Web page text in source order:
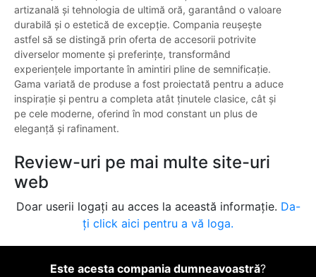
artizanală și tehnologia de ultimă oră, garantând o valoare
durabilă și o estetică de excepție. Compania reușește
astfel să se distingă prin oferta de accesorii potrivite
diverselor momente și preferințe, transformând
experiențele importante în amintiri pline de semnificație.
Gama variată de produse a fost proiectată pentru a aduce
inspirație și pentru a completa atât ținutele clasice, cât și
pe cele moderne, oferind în mod constant un plus de
eleganță și rafinament.
Review-uri pe mai multe site-uri
web
Doar userii logați au acces la această informație. Da-
ți click aici pentru a vă loga.
Este acesta compania dumneavoastră?